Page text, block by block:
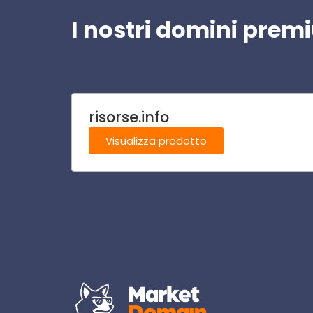
I nostri domini
risorse.info
Visualizza prodotto